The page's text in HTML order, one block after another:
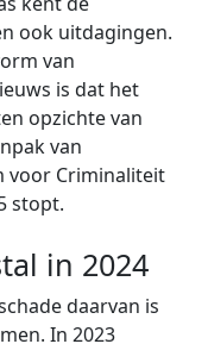
ook uitdagingen.
van
is dat het
opzichte van
van
voor Criminaliteit
stopt.
in 2024
daarvan is
In 2023